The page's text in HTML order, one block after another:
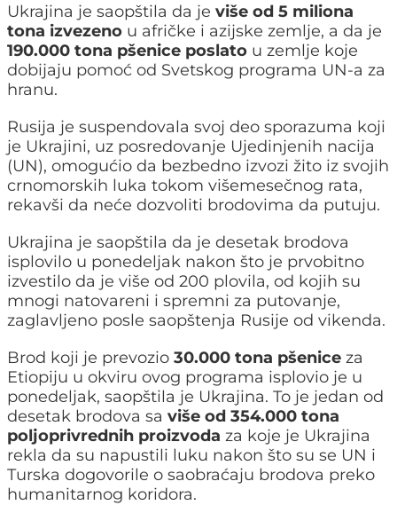
Ukrajina je saopštila da je više od 5 miliona
tona izvezeno u afričke i azijske zemlje, a da je
190.000 tona pšenice poslato u zemlje koje
dobijaju pomoć od Svetskog programa UN-a za
hranu.
Rusija je suspendovala svoj deo sporazuma koji
je Ukrajini, uz posredovanje Ujedinjenih nacija
(UN), omogućio da bezbedno izvozi žito iz svojih
crnomorskih luka tokom višemesečnog rata,
rekavši da neće dozvoliti brodovima da putuju.
Ukrajina je saopštila da je desetak brodova
isplovilo u ponedeljak nakon što je prvobitno
izvestilo da je više od 200 plovila, od kojih su
mnogi natovareni i spremni za putovanje,
zaglavljeno posle saopštenja Rusije od vikenda.
Brod koji je prevozio 30.000 tona pšenice za
Etiopiju u okviru ovog programa isplovio je u
ponedeljak, saopštila je Ukrajina. To je jedan od
desetak brodova sa više od 354.000 tona
poljoprivrednih proizvoda za koje je Ukrajina
rekla da su napustili luku nakon što su se UN i
Turska dogovorile o saobraćaju brodova preko
humanitarnog koridora.